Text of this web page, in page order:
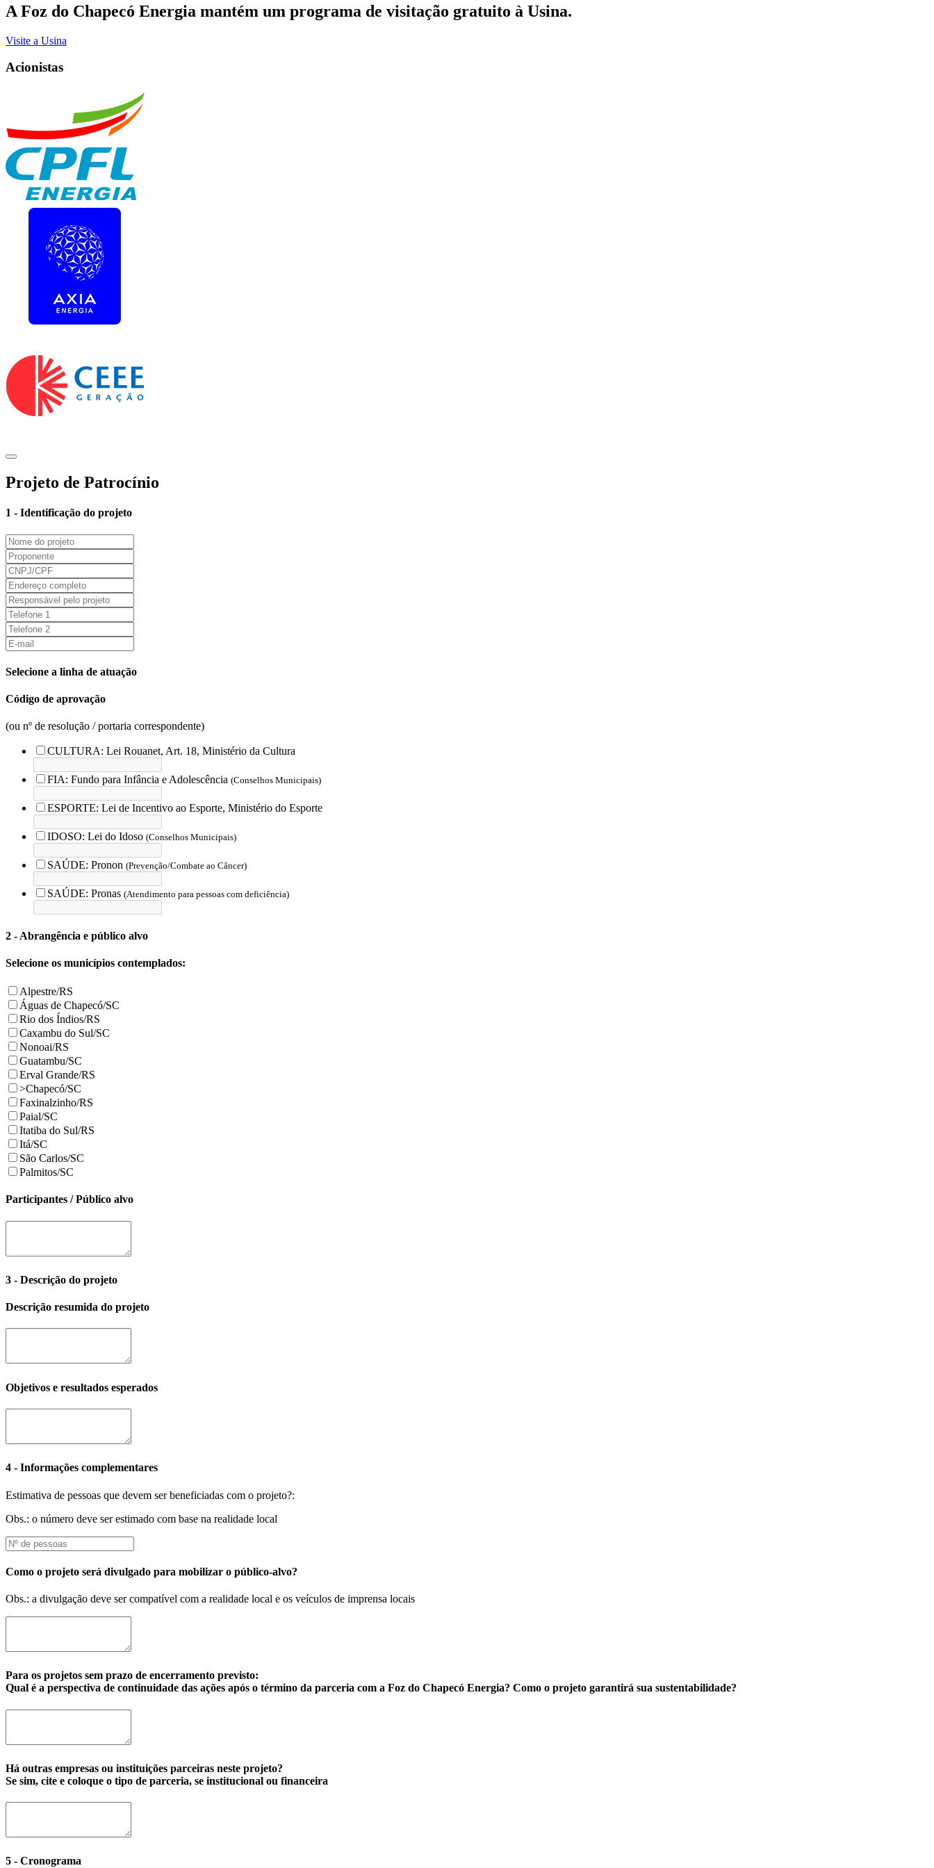
A Foz do Chapecó Energia mantém um programa de visitação gratuito à Usina.
Visite a Usina
Acionistas
Projeto de Patrocínio
1 - Identificação do projeto
Selecione a linha de atuação
Código de aprovação
(ou nº de resolução / portaria correspondente)
CULTURA: Lei Rouanet, Art. 18, Ministério da Cultura
FIA: Fundo para Infância e Adolescência (Conselhos Municipais)
ESPORTE: Lei de Incentivo ao Esporte, Ministério do Esporte
IDOSO: Lei do Idoso (Conselhos Municipais)
SAÚDE: Pronon (Prevenção/Combate ao Câncer)
SAÚDE: Pronas (Atendimento para pessoas com deficiência)
2 - Abrangência e público alvo
Selecione os municípios contemplados:
Alpestre/RS
Águas de Chapecó/SC
Rio dos Índios/RS
Caxambu do Sul/SC
Nonoai/RS
Guatambu/SC
Erval Grande/RS
>Chapecó/SC
Faxinalzinho/RS
Paial/SC
Itatiba do Sul/RS
Itá/SC
São Carlos/SC
Palmitos/SC
Participantes / Público alvo
3 - Descrição do projeto
Descrição resumida do projeto
Objetivos e resultados esperados
4 - Informações complementares
Estimativa de pessoas que devem ser beneficiadas com o projeto?:
Obs.: o número deve ser estimado com base na realidade local
Como o projeto será divulgado para mobilizar o público-alvo?
Obs.: a divulgação deve ser compatível com a realidade local e os veículos de imprensa locais
Para os projetos sem prazo de encerramento previsto:
Qual é a perspectiva de continuidade das ações após o término da parceria com a Foz do Chapecó Energia? Como o projeto garantirá sua sustentabilidade?
Há outras empresas ou instituições parceiras neste projeto?
Se sim, cite e coloque o tipo de parceria, se institucional ou financeira
5 - Cronograma